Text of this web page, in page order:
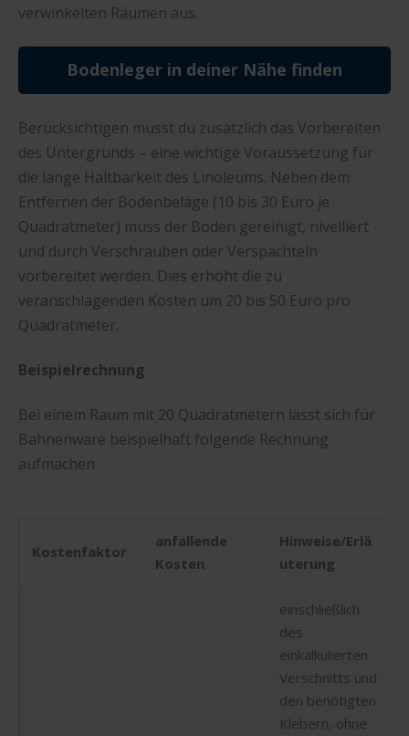
verwinkelten Räumen aus.
Bodenleger in deiner Nähe finden
Berücksichtigen musst du zusätzlich das Vorbereiten
des Untergrunds – eine wichtige Voraussetzung für
die lange Haltbarkeit des Linoleums. Neben dem
Entfernen der Bodenbeläge (10 bis 30 Euro je
Quadratmeter) muss der Boden gereinigt, nivelliert
und durch Verschrauben oder Verspachteln
vorbereitet werden. Dies erhöht die zu
veranschlagenden Kosten um 20 bis 50 Euro pro
Quadratmeter.
Beispielrechnung
Bei einem Raum mit 20 Quadratmetern lässt sich für
Bahnenware beispielhaft folgende Rechnung
aufmachen
Kostenfaktor
anfallende
Kosten
Hinweise/Erlä
uterung
einschließlich
des
einkalkulierten
Verschnitts und
den benötigten
Klebern, ohne